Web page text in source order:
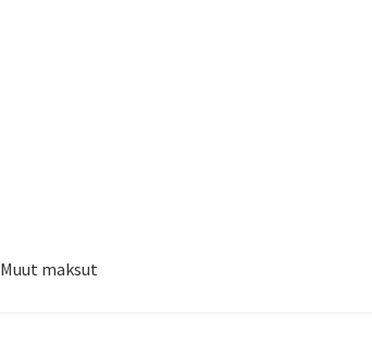
Muut maksut